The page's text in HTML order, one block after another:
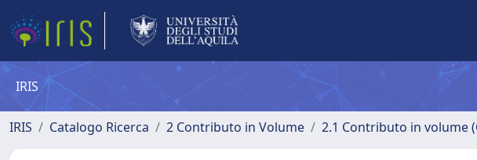
IRIS
IRIS Catalogo Ricerca 2 Contributo in Volume 2.1 Contributo in volume